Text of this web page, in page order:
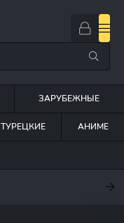
ЗАРУБЕЖНЫЕ
ТУРЕЦКИЕ АНИМЕ